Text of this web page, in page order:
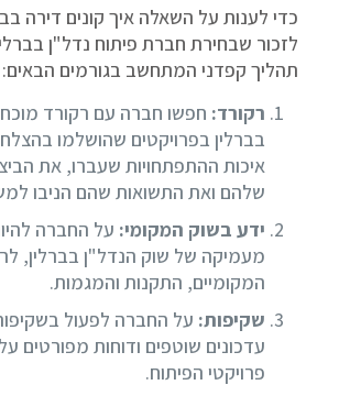
כדי לענות על השאלה איך קונים דירה
לזכור שבחירת חברת פיתוח נדל"ן
תהליך קפדני המתחשב בגורמים הבאים:
רקורד: חפשו חברה עם רקורד
בברלין בפרויקטים שהושלמו
איכות ההתפתחויות שעברו, את
שלהם ואת התשואות שהם הניבו
ידע בשוק המקומי: על החברה
מעמיקה של שוק הנדל"ן בברלין,
המקומיים, התקנות והמגמות.
שקיפות: על החברה לפעול
עדכונים שוטפים ודוחות מפורטים
פרויקטי הפיתוח.